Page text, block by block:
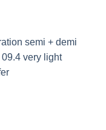
semi + demi
very light